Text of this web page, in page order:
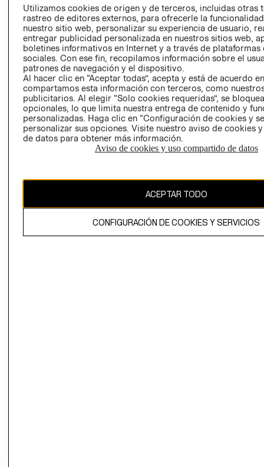
AVISO DE
PRIVACIDAD
GIFT CARD
AVISO DE
COOKIES
Chile ($)
El contenido de esta página web está protegido por copyright y es
propiedad de H&M Hennes & Mauritz AB.
Utilizamos cookies de origen y de terceros, incluidas otras
rastreo de editores externos, para ofrecerle la
nuestro sitio web, personalizar su experiencia de usuario,
entregar publicidad personalizada en nuestros sitios web,
boletines informativos en Internet y a través de plataformas
sociales. Con ese fin, recopilamos información sobre el
patrones de navegación y el dispositivo.
Al hacer clic en “Aceptar todas”, acepta y está de acuerdo
compartamos esta información con terceros, como
publicitarios. Al elegir “Solo cookies requeridas”, se
opcionales, lo que limita nuestra entrega de contenido y
personalizadas. Haga clic en “Configuración de cookies y
personalizar sus opciones. Visite nuestro aviso de cookies
de datos para obtener más información.
Aviso de cookies y uso compartido de datos
ACEPTAR TODO
CONFIGURACIÓN DE COOKIES Y SERVICIOS